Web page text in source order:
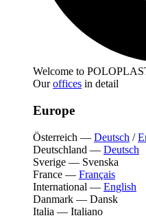
Welcome to
Ouroffices in detail
Europe
Österreich — Deutsch /
Deutschland — Deutsch
Sverige — Svenska
France — Français
International — English
Danmark — Dansk
Italia — Italiano